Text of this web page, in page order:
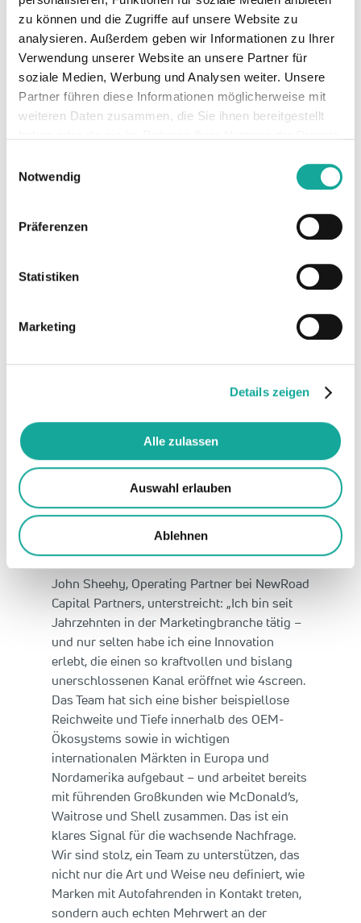
zu können und die Zugriffe auf unsere Website zu
analysieren. Außerdem geben wir Informationen zu Ihrer
Verwendung unserer Website an unsere Partner für
soziale Medien, Werbung und Analysen weiter. Unsere
Partner führen diese Informationen möglicherweise mit
weiteren Daten zusammen, die Sie ihnen bereitgestellt
Notwendig
Präferenzen
Statistiken
Marketing
Details zeigen
Alle zulassen
Auswahl erlauben
Ablehnen
Anfang an, eine Plattform zu schaffen, die das
Fahrerlebnis verbessert und zugleich
Marken, Drittanbieter und
Automobilhersteller auf neue Weise
miteinander vernetzt – Akteure, die bislang
meist getrennt voneinander agiert haben.
Fortschritte, die wir bereits erzielt haben. Mit
unserem internationalen Wachstumskurs.“
Dr. Ingo Ramesohl, Managing Director und
Fahrerlebnis zunehmend zu einem integralen
Konnektivität und macht das Fahrzeug zu
spürbarem Marktmomentum sehen wir in
4screen einen entscheidenden Wegbereiter
für die nächste Generation vernetzter In-Car-
Erlebnisse. Wir sind stolz, diese Vision zu
Unternehmens zu begleiten.“
John Sheehy, Operating Partner bei NewRoad
Capital Partners, unterstreicht: „Ich bin seit
Jahrzehnten in der Marketingbranche tätig –
und nur selten habe ich eine Innovation
erlebt, die einen so kraftvollen und bislang
unerschlossenen Kanal eröffnet wie 4screen.
Das Team hat sich eine bisher beispiellose
Reichweite und Tiefe innerhalb des OEM-
Ökosystems sowie in wichtigen
internationalen Märkten in Europa und
Nordamerika aufgebaut – und arbeitet bereits
mit führenden Großkunden wie McDonald’s,
Waitrose und Shell zusammen. Das ist ein
klares Signal für die wachsende Nachfrage.
Wir sind stolz, ein Team zu unterstützen, das
nicht nur die Art und Weise neu definiert, wie
Marken mit Autofahrenden in Kontakt treten,
sondern auch echten Mehrwert an der